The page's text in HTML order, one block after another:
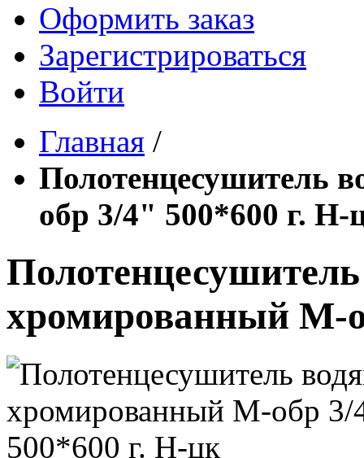
Оформить заказ
Зарегистрироваться
Войти
Главная /
Полотенцесушитель
обр 3/4" 500*600 г. Н-
хромированный М-